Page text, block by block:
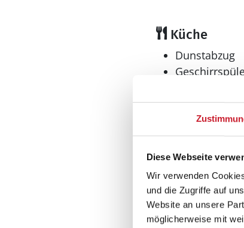
Diese Webseite
Wir verwenden
und die Zugriffe auf
Website an unsere
möglicherweise mit
Küche
Dunstabzug
Elektroherd mit
Kühlschrank
Kühlschrank
Mikrowelle
Tiefkühler:
Tiefkühlschrank